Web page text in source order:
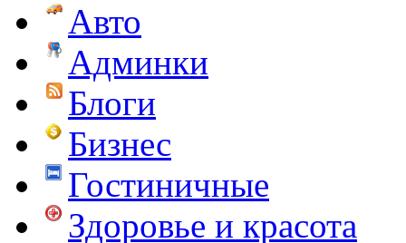
Авто
Админки
Блоги
Бизнес
Гостиничные
Здоровье и красота